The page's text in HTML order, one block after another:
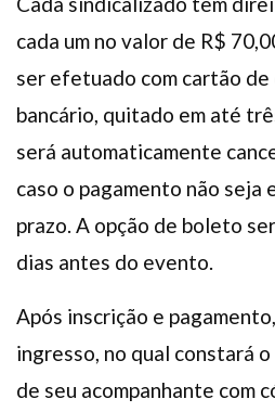
cada um no valor de R$
ser efetuado com cartão
bancário, quitado em até
será automaticamente
caso o pagamento não
prazo. A opção de boleto
dias antes do evento.
Após inscrição e
ingresso, no qual constará
de seu acompanhante com